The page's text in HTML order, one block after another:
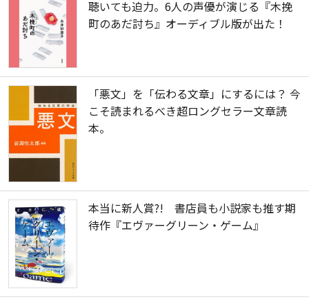
聴いても迫力。6人の声優が演じる『木挽
町のあだ討ち』オーディブル版が出た！
「悪文」を「伝わる文章」にするには？ 今
こそ読まれるべき超ロングセラー文章読
本。
本当に新人賞?! 書店員も小説家も推す期
待作『エヴァーグリーン・ゲーム』